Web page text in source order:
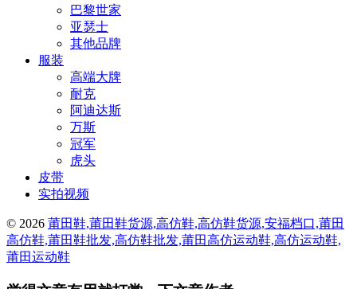
巴黎世家
亚瑟士
其他品牌
服装
高端大牌
耐克
阿迪达斯
万斯
冠军
虎头
皮带
实拍视频
© 2026 莆田鞋,莆田鞋货源,高仿鞋,高仿鞋货源,安福档口,莆田
高仿鞋,莆田鞋批发,高仿鞋批发,莆田高仿运动鞋,高仿运动鞋,
莆田运动鞋